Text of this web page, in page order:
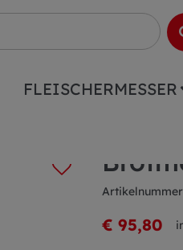
FLEISCHERMESSER
€ 95,80